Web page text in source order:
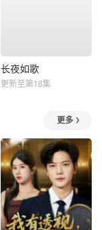
长夜如歌
更新至第18集
更多